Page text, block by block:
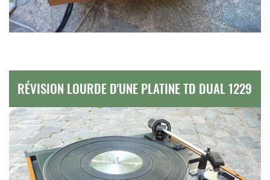
RÉVISION LOURDE D'UNE PLATINE TD DUAL 1229